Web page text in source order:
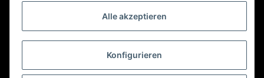
Alle akzeptieren
Konfigurieren
E-Mail:sales@kfzbleche24.de
Vertrag widerrufen